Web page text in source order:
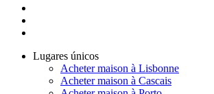
Lugares únicos
Acheter maison à Lisbonne
Acheter maison à Cascais